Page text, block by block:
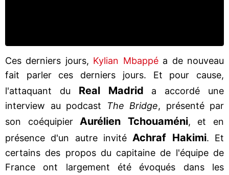
Ces derniers jours, Kylian Mbappéa de nouveau
fait parler ces derniers jours. Et pour cause,
l'attaquant du Real Madrid a accordé une
interview au podcast
The Bridge, présenté par
son coéquipier Aurélien Tchouaméni, et en
présence d'un autre invité Achraf Hakimi. Et
certains des propos du capitaine de l'équipe de
France ont largement été évoqués dans les